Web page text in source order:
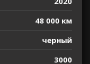
48 000 км
черный
3000